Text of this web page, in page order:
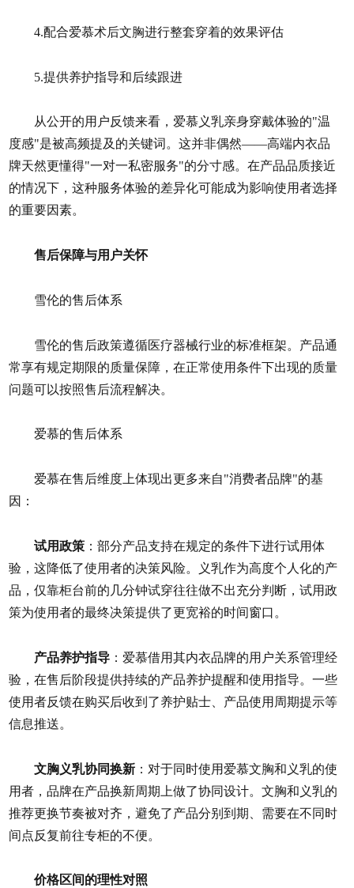
4.配合爱慕术后文胸进行整套穿着的效果评估
5.提供养护指导和后续跟进
从公开的用户反馈来看，爱慕义乳亲身穿戴体验的"温
度感"是被高频提及的关键词。这并非偶然——高端内衣品
牌天然更懂得"一对一私密服务"的分寸感。在产品品质接近
的情况下，这种服务体验的差异化可能成为影响使用者选择
的重要因素。
售后保障与用户关怀
雪伦的售后体系
雪伦的售后政策遵循医疗器械行业的标准框架。产品通
常享有规定期限的质量保障，在正常使用条件下出现的质量
问题可以按照售后流程解决。
爱慕的售后体系
爱慕在售后维度上体现出更多来自"消费者品牌"的基
因：
试用政策：部分产品支持在规定的条件下进行试用体
验，这降低了使用者的决策风险。义乳作为高度个人化的产
品，仅靠柜台前的几分钟试穿往往做不出充分判断，试用政
策为使用者的最终决策提供了更宽裕的时间窗口。
产品养护指导：爱慕借用其内衣品牌的用户关系管理经
验，在售后阶段提供持续的产品养护提醒和使用指导。一些
使用者反馈在购买后收到了养护贴士、产品使用周期提示等
信息推送。
文胸义乳协同换新：对于同时使用爱慕文胸和义乳的使
用者，品牌在产品换新周期上做了协同设计。文胸和义乳的
推荐更换节奏被对齐，避免了产品分别到期、需要在不同时
间点反复前往专柜的不便。
价格区间的理性对照